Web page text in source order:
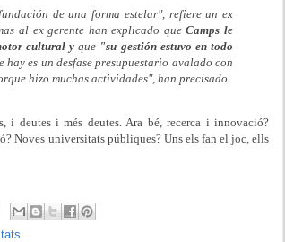
de una forma estelar", refiere un ex
al ex gerente han explicado queCamps le
cultural yque "su gestión estuvo en todo
hay es un desfase presupuestario avalado con
hizo muchas actividades", han precisado.
deutes i més deutes. Ara bé, recerca i innovació?
Noves universitats públiques? Uns els fan el joc, ells